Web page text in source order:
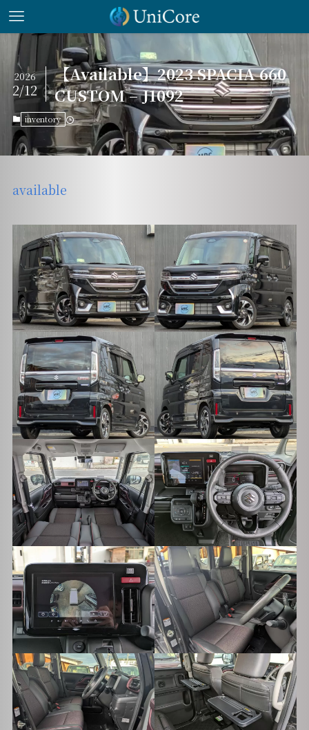
【Available】2023 SPACIA 660
CUSTOM – J1092
2026
2/12
inventory
available